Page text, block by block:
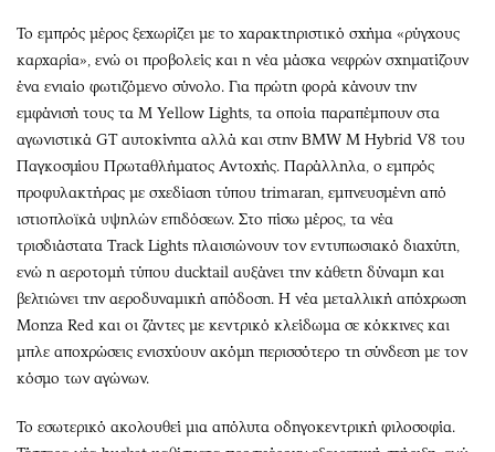
Το εμπρός μέρος ξεχωρίζει με το χαρακτηριστικό σχήμα «ρύγχους
καρχαρία», ενώ οι προβολείς και η νέα μάσκα νεφρών σχηματίζουν
ένα ενιαίο φωτιζόμενο σύνολο. Για πρώτη φορά κάνουν την
εμφάνισή τους τα M Yellow Lights, τα οποία παραπέμπουν στα
αγωνιστικά GT αυτοκίνητα αλλά και στην BMW M Hybrid V8 του
Παγκοσμίου Πρωταθλήματος Αντοχής. Παράλληλα, ο εμπρός
προφυλακτήρας με σχεδίαση τύπου trimaran, εμπνευσμένη από
ιστιοπλοϊκά υψηλών επιδόσεων. Στο πίσω μέρος, τα νέα
τρισδιάστατα Track Lights πλαισιώνουν τον εντυπωσιακό διαχύτη,
ενώ η αεροτομή τύπου ducktail αυξάνει την κάθετη δύναμη και
βελτιώνει την αεροδυναμική απόδοση. Η νέα μεταλλική απόχρωση
Monza Red και οι ζάντες με κεντρικό κλείδωμα σε κόκκινες και
μπλε αποχρώσεις ενισχύουν ακόμη περισσότερο τη σύνδεση με τον
κόσμο των αγώνων.
Το εσωτερικό ακολουθεί μια απόλυτα οδηγοκεντρική φιλοσοφία.